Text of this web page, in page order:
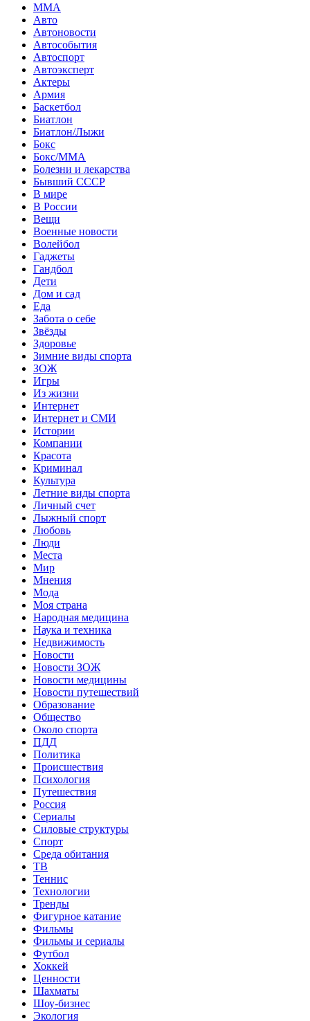
MMA
Авто
Автоновости
Автособытия
Автоспорт
Автоэксперт
Актеры
Армия
Баскетбол
Биатлон
Биатлон/Лыжи
Бокс
Бокс/MMA
Болезни и лекарства
Бывший СССР
В мире
В России
Вещи
Военные новости
Волейбол
Гаджеты
Гандбол
Дети
Дом и сад
Еда
Забота о себе
Звёзды
Здоровье
Зимние виды спорта
ЗОЖ
Игры
Из жизни
Интернет
Интернет и СМИ
Истории
Компании
Красота
Криминал
Культура
Летние виды спорта
Личный счет
Лыжный спорт
Любовь
Люди
Места
Мир
Мнения
Мода
Моя страна
Народная медицина
Наука и техника
Недвижимость
Новости
Новости ЗОЖ
Новости медицины
Новости путешествий
Образование
Общество
Около спорта
ПДД
Политика
Происшествия
Психология
Путешествия
Россия
Сериалы
Силовые структуры
Спорт
Среда обитания
ТВ
Теннис
Технологии
Тренды
Фигурное катание
Фильмы
Фильмы и сериалы
Футбол
Хоккей
Ценности
Шахматы
Шоу-бизнес
Экология